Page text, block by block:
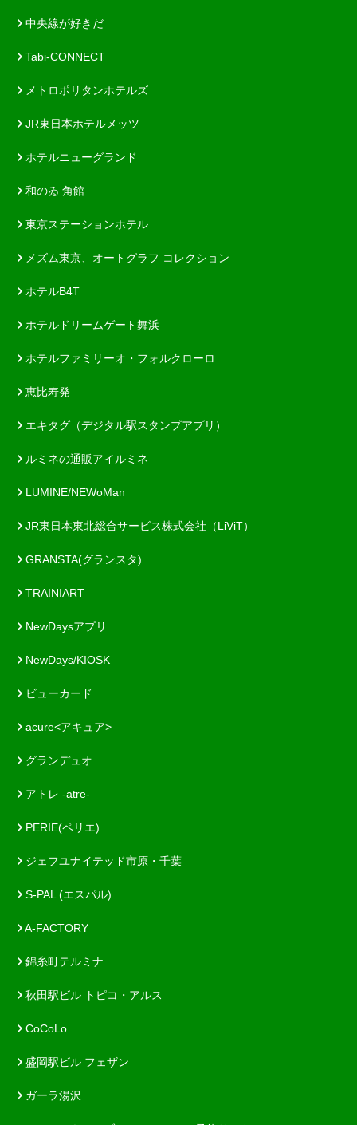
中央線が好きだ
Tabi-CONNECT
メトロポリタンホテルズ
JR東日本ホテルメッツ
ホテルニューグランド
和のゐ 角館
東京ステーションホテル
メズム東京、オートグラフ コレクション
ホテルB4T
ホテルドリームゲート舞浜
ホテルファミリーオ・フォルクローロ
恵比寿発
エキタグ（デジタル駅スタンプアプリ）
ルミネの通販アイルミネ
LUMINE/NEWoMan
JR東日本東北総合サービス株式会社（LiViT）
GRANSTA(グランスタ)
TRAINIART
NewDaysアプリ
NewDays/KIOSK
ビューカード
acure<アキュア>
グランデュオ
アトレ -atre-
PERIE(ペリエ)
ジェフユナイテッド市原・千葉
S-PAL (エスパル)
A-FACTORY
錦糸町テルミナ
秋田駅ビル トピコ・アルス
CoCoLo
盛岡駅ビル フェザン
ガーラ湯沢